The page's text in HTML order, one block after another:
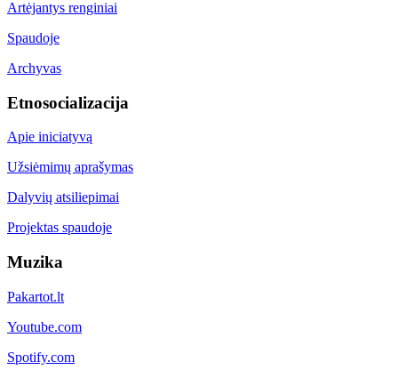
Artėjantys renginiai
Spaudoje
Archyvas
Etnosocializacija
Apie iniciatyvą
Užsiėmimų aprašymas
Dalyvių atsiliepimai
Projektas spaudoje
Muzika
Pakartot.lt
Youtube.com
Spotify.com